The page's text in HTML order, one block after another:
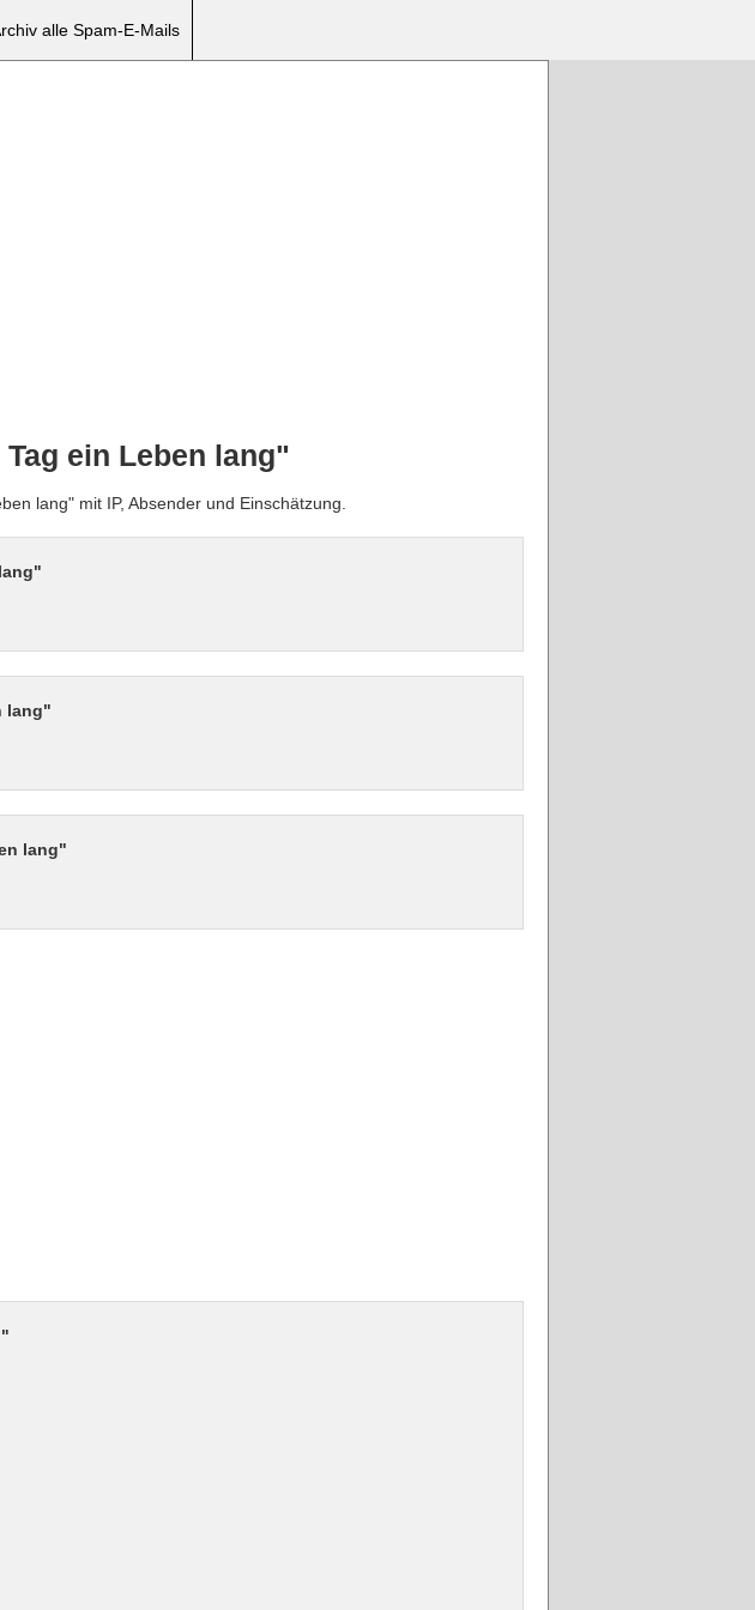
alle Spam-E-Mails
ein Leben lang"
lang" mit IP, Absender und Einschätzung.
lang"
lang"